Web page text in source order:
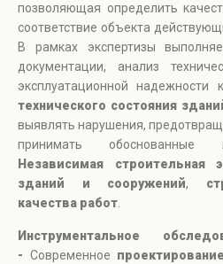
позволяющая определить
соответствие объекта
В рамках экспертизы
документации, анализ
эксплуатационной надежности
технического состояния
выявлять нарушения,
принимать обоснованные
Независимая строительная
зданий и сооружений,
качества работ
Инструментальное
- Современное